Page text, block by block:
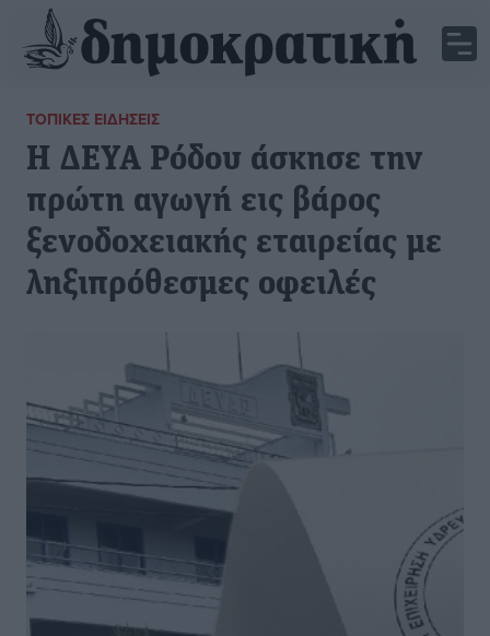
ΤΟΠΙΚΈΣ ΕΙΔΉΣΕΙΣ
Η ΔΕΥΑ Ρόδου άσκησε την
πρώτη αγωγή εις βάρος
ξενοδοχειακής εταιρείας με
ληξιπρόθεσμες οφειλές